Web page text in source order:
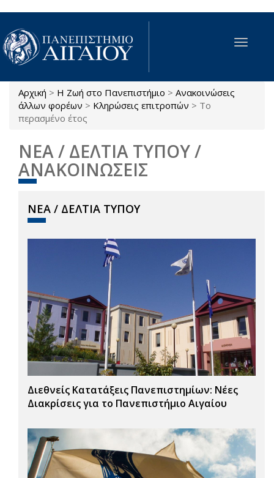
Παράκαμψη προς το κυρίως περιεχόμενο
Toggle
Είστε εδώ
Αρχική > Η Ζωή στο Πανεπιστήμιο > Ανακοινώσεις
άλλων φορέων > Κληρώσεις επιτροπών > Το
περασμένο έτος
ΝΕΑ / ΔΕΛΤΙΑ ΤΥΠΟΥ /
ΑΝΑΚΟΙΝΩΣΕΙΣ
ΝΕΑ / ΔΕΛΤΙΑ ΤΥΠΟΥ
Διεθνείς Κατατάξεις Πανεπιστημίων: Νέες
Διακρίσεις για το Πανεπιστήμιο Αιγαίου